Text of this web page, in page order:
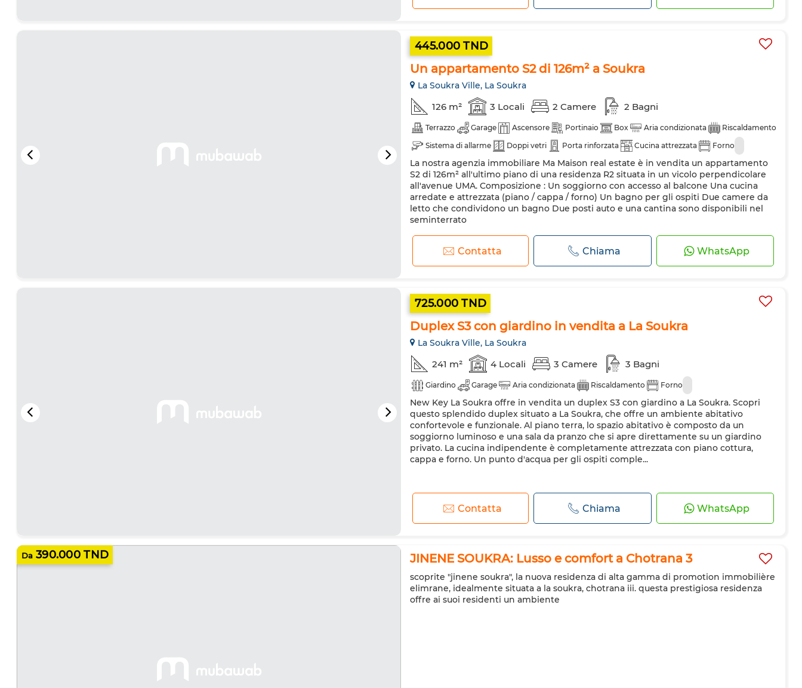
445.000 TND
Un appartamento S2 di 126m² a Soukra
La Soukra Ville, La Soukra
126 m² 3 Locali 2 Camere 2 Bagni
Terrazzo Garage Ascensore Portinaio Box Aria condizionata
Riscaldamento
Sistema di allarme
Doppi vetri Porta rinforzata Cucina attrezzata Forno
La nostra agenzia immobiliare Ma Maison real estate è in vendita un appartamento
S2 di 126m² all'ultimo piano di una residenza R2 situata in un vicolo perpendicolare
all'avenue UMA. Composizione : Un soggiorno con accesso al balcone Una cucina
arredate e attrezzata (piano / cappa / forno) Un bagno per gli ospiti Due camere da
letto che condividono un bagno Due posti auto e una cantina sono disponibili nel
seminterrato
Contatta Chiama WhatsApp
725.000 TND
Duplex S3 con giardino in vendita a La Soukra
La Soukra Ville, La Soukra
241 m² 4 Locali 3 Camere 3 Bagni
Giardino Garage Aria condizionata Riscaldamento Forno
New Key La Soukra offre in vendita un duplex S3 con giardino a La Soukra. Scopri
questo splendido duplex situato a La Soukra, che offre un ambiente abitativo
confortevole e funzionale. Al piano terra, lo spazio abitativo è composto da un
soggiorno luminoso e una sala da pranzo che si apre direttamente su un giardino
privato. La cucina indipendente è completamente attrezzata con piano cottura,
cappa e forno. Un punto d'acqua per gli ospiti comple...
Contatta Chiama WhatsApp
Da 390.000 TND JINENE SOUKRA: Lusso e comfort a Chotrana 3
scoprite "jinene soukra", la nuova residenza di alta gamma di promotion immobilière
elimrane, idealmente situata a la soukra, chotrana iii. questa prestigiosa residenza
offre ai suoi residenti un ambiente